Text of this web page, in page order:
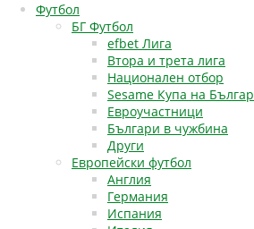
Футбол
БГ Футбол
efbet Лига
Втора и трета лига
Национален отбор
Sesame Купа на
Евроучастници
Българи в чужбина
Други
Европейски футбол
Англия
Германия
Испания